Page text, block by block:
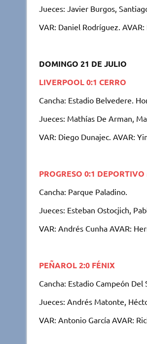
Jueces: Javier Burgos,
VAR: Daniel Rodríguez. AVAR:
DOMINGO 21 DE JULIO
LIVERPOOL 0:1 CERRO
Cancha: Estadio Belvedere.
Jueces: Mathías De Arman,
VAR: Diego Dunajec. AVAR:
PROGRESO 0:1
Cancha: Parque Paladino.
Jueces: Esteban Ostocjich,
VAR: Andrés Cunha AVAR:
PEÑAROL 2:0 FÉNIX
Cancha: Estadio Campeón Del
Jueces: Andrés Matonte,
VAR: Antonio García AVAR: